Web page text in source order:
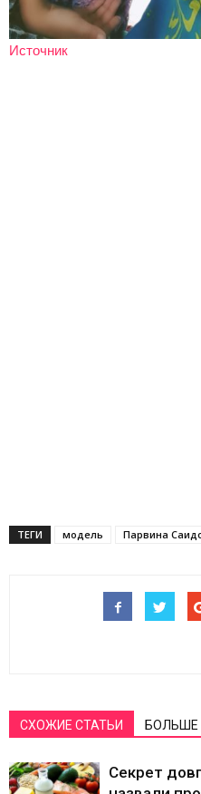
Источник
ТЕГИ модель Парвина
СХОЖИЕ СТАТЬИ БОЛЬШЕ
Секрет